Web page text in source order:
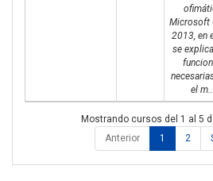
Microsoft
2013, en
se
el
Mostrando cursos del 1 al 5
Anterior
1 2